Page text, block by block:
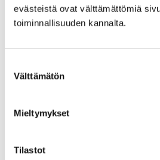
evästeistä ovat välttämättömiä
toiminnallisuuden kannalta.
valinta
Välttämätön
Mieltymykset
Tilastot
Kaupunkikehitys
Porin keskustan